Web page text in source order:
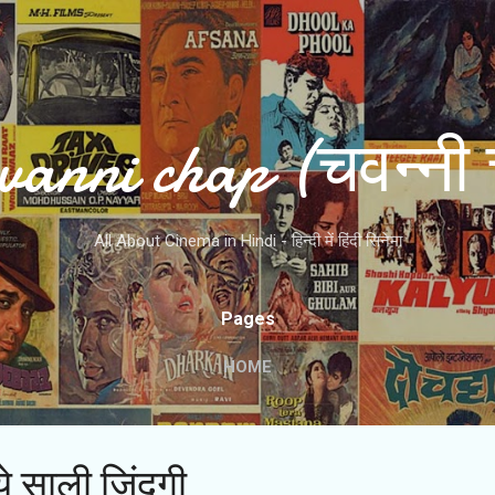
Skip to main content
chap
All About Cinema in Hindi - हिन्दी में हिंदी सिनेमा
Pages
HOME